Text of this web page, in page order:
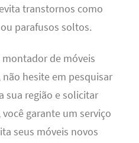
transtornos como
parafusos soltos.
montador de móveis
hesite em pesquisar
sua região e solicitar
garante um serviço
seus móveis novos